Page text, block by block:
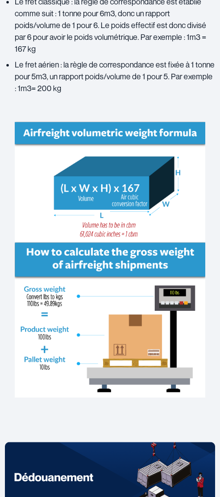
comme suit : 1 tonne pour 6m3, donc un rapport
poids/volume de 1 pour 6. Le poids effectif est donc divisé
par 6 pour avoir le poids volumétrique. Par exemple : 1m3 =
167 kg
Le fret aérien : la règle de correspondance est fixée à 1 tonne
pour 5m3, un rapport poids/volume de 1 pour 5. Par exemple
: 1m3= 200 kg